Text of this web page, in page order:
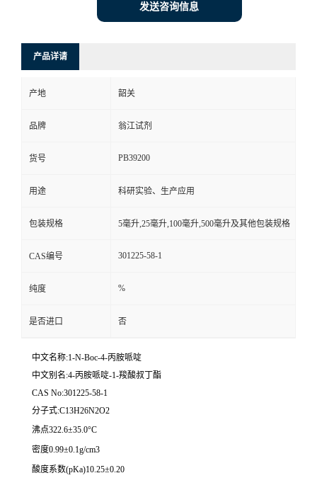
发送咨询信息
产品详请
产地 韶关
品牌 翁江试剂
货号 PB39200
用途 科研实验、生产应用
包装规格 5毫升,25毫升,100毫升,500毫升及其他包装规格
CAS编号 301225-58-1
纯度 %
是否进口 否
中文名称:1-N-Boc-4-丙胺哌啶
中文别名:4-丙胺哌啶-1-羧酸叔丁酯
CAS No:301225-58-1
分子式:C13H26N2O2
沸点322.6±35.0°C
密度0.99±0.1g/cm3
酸度系数(pKa)10.25±0.20